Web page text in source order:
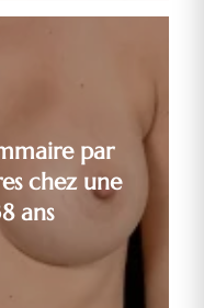
par
chez une
ans